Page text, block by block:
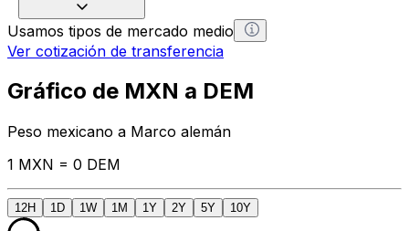
Usamos tipos de mercado medio
Ver cotización de transferencia
Gráfico de MXN a DEM
Peso mexicano a Marco alemán
1 MXN = 0 DEM
12H 1D 1W 1M 1Y 2Y 5Y 10Y